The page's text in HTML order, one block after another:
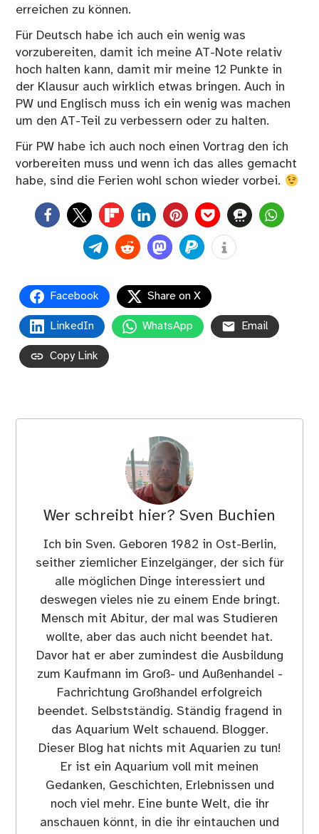
erreichen zu können.
Für Deutsch habe ich auch ein wenig was
vorzubereiten, damit ich meine AT-Note relativ
hoch halten kann, damit mir meine 12 Punkte in
der Klausur auch wirklich etwas bringen. Auch in
PW und Englisch muss ich ein wenig was machen
um den AT-Teil zu verbessern oder zu halten.
Für PW habe ich auch noch einen Vortrag den ich
vorbereiten muss und wenn ich das alles gemacht
habe, sind die Ferien wohl schon wieder vorbei.
0
Facebook Share on X
LinkedIn WhatsApp Email
Copy Link
Wer schreibt hier? Sven Buchien
Ich bin Sven. Geboren 1982 in Ost-Berlin,
seither ziemlicher Einzelgänger, der sich für
alle möglichen Dinge interessiert und
deswegen vieles nie zu einem Ende bringt.
Mensch mit Abitur, der mal was Studieren
wollte, aber das auch nicht beendet hat.
Davor hat er aber zumindest die Ausbildung
zum Kaufmann im Groß- und Außenhandel -
Fachrichtung Großhandel erfolgreich
beendet. Selbstständig. Ständig fragend in
das Aquarium Welt schauend. Blogger.
Dieser Blog hat nichts mit Aquarien zu tun!
Er ist ein Aquarium voll mit meinen
Gedanken, Geschichten, Erlebnissen und
noch viel mehr. Eine bunte Welt, die ihr
anschauen könnt, in die ihr eintauchen und